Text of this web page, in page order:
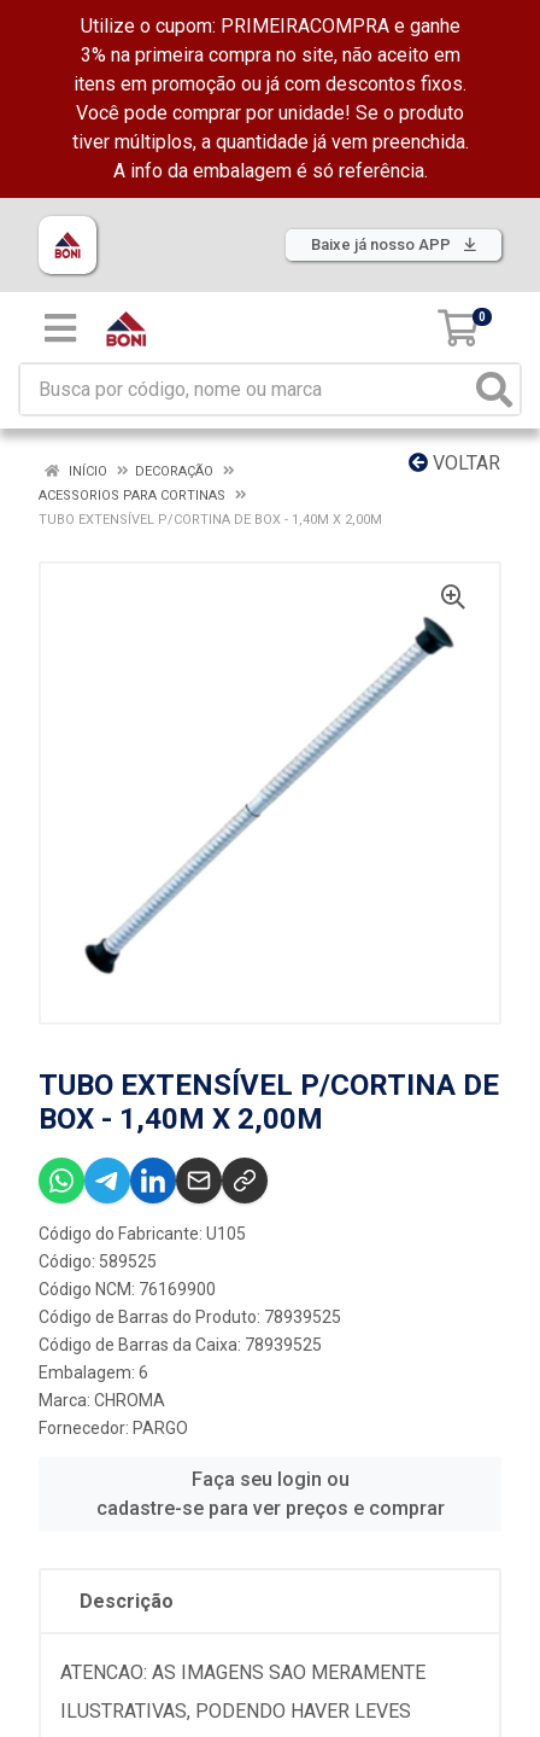
Utilize o cupom: PRIMEIRACOMPRA e ganhe
3% na primeira compra no site, não aceito em
itens em promoção ou já com descontos fixos.
Você pode comprar por unidade! Se o produto
tiver múltiplos, a quantidade já vem preenchida.
A info da embalagem é só referência.
Baixe já nosso APP
0
VOLTAR
INÍCIO
DECORAÇÃO
ACESSORIOS PARA CORTINAS
TUBO EXTENSÍVEL P/CORTINA DE BOX - 1,40M X 2,00M
TUBO EXTENSÍVEL P/CORTINA DE
BOX - 1,40M X 2,00M
Código do Fabricante: U105
Código: 589525
Código NCM: 76169900
Código de Barras do Produto: 78939525
Código de Barras da Caixa: 78939525
Embalagem: 6
Marca: CHROMA
Fornecedor: PARGO
Faça seu login ou
cadastre-se para ver preços e comprar
Descrição
ATENCAO: AS IMAGENS SAO MERAMENTE
ILUSTRATIVAS, PODENDO HAVER LEVES